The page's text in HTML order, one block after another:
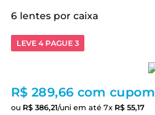
6 lentes por caixa
LEVE 4 PAGUE 3
R$ 289,66 com cupom
ou R$ 386,21/uni em até 7x R$ 55,17